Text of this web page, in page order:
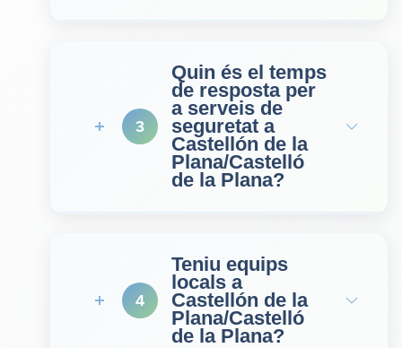
3
Quin és el temps
de resposta per
a serveis de
seguretat a
Castellón de la
Plana/Castelló
de la Plana?
4
Teniu equips
locals a
Castellón de la
Plana/Castelló
de la Plana?